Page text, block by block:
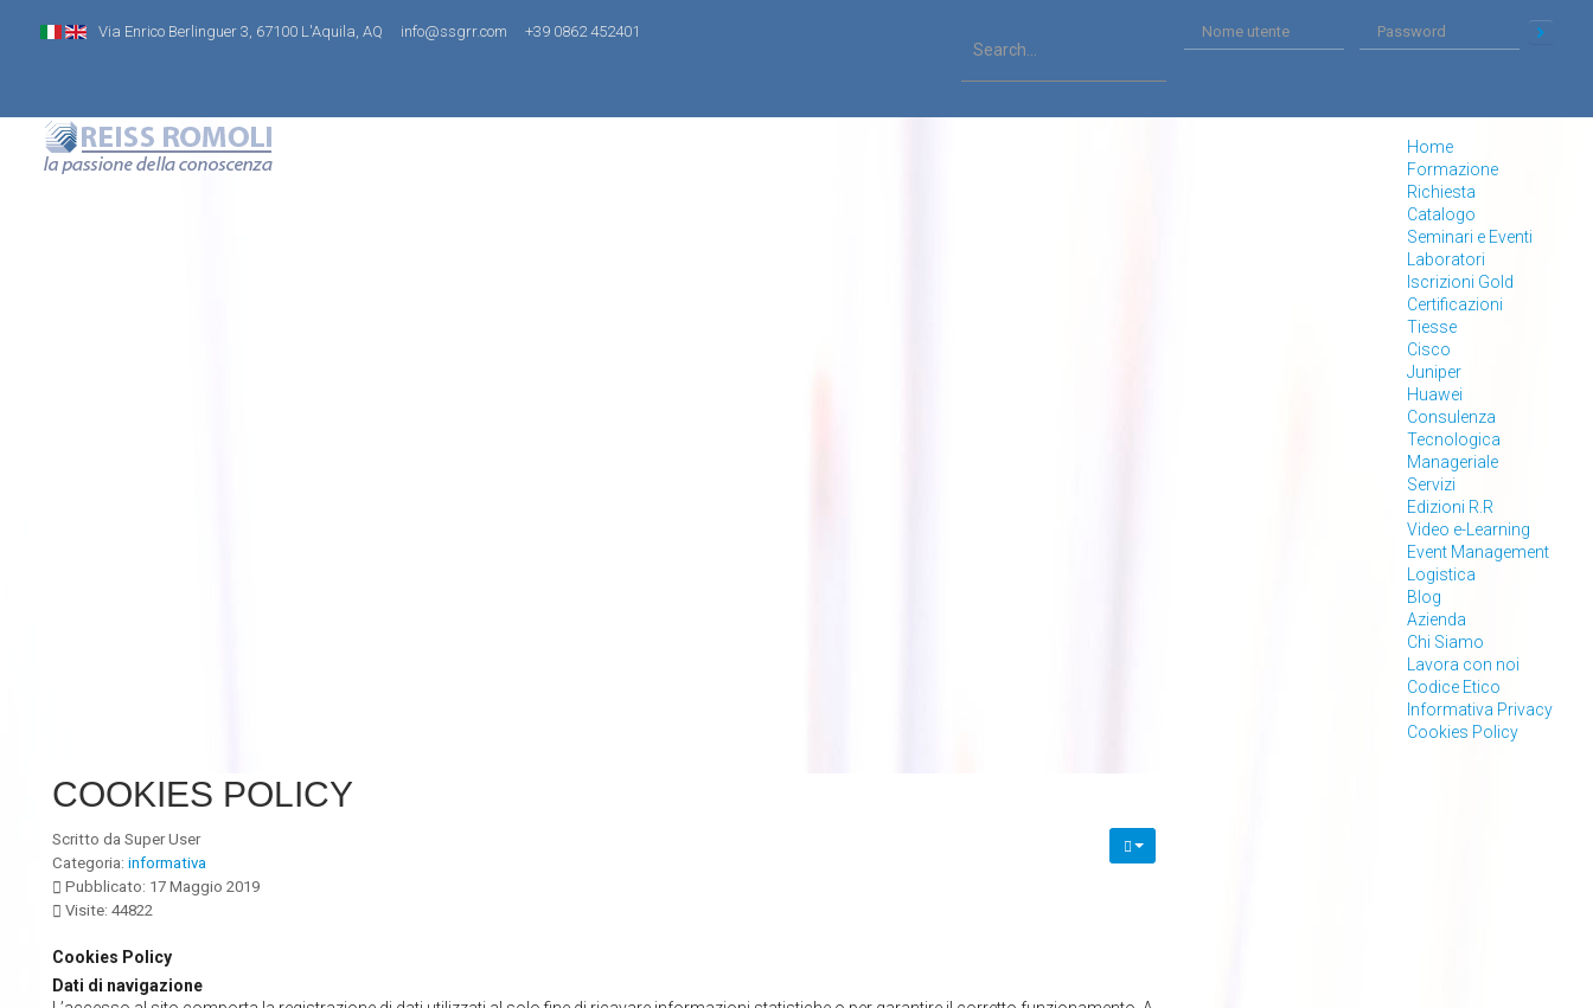
Via Enrico Berlinguer 3, 67100 L'Aquila, AQ info@ssgrr.com +39 0862 452401
Home
Formazione
Richiesta
Catalogo
Seminari e Eventi
Laboratori
Iscrizioni Gold
Certificazioni
Tiesse
Cisco
Juniper
Huawei
Consulenza
Tecnologica
Manageriale
Servizi
Edizioni R.R
Video e-Learning
Event Management
Logistica
Blog
Azienda
Chi Siamo
Lavora con noi
Codice Etico
Informativa Privacy
Cookies Policy
COOKIES POLICY
Scritto da Super User
Categoria: informativa
Pubblicato: 17 Maggio 2019
Visite: 44822
Cookies Policy
Dati di navigazione